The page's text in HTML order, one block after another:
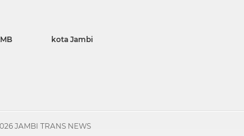
kota Jambi
JAMBI TRANS NEWS